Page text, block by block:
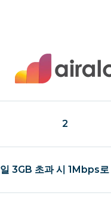
2
일 3GB 초과 시 1Mbps로